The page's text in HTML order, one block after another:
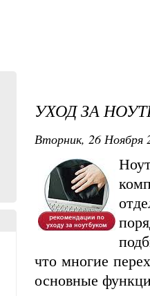
УХОД ЗА
Вторник, 26 Ноября
что многие
основные